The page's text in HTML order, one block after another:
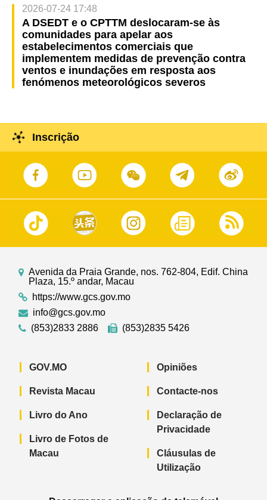
2026-07-24 17:48
A DSEDT e o CPTTM deslocaram-se às
comunidades para apelar aos
estabelecimentos comerciais que
implementem medidas de prevenção contra
ventos e inundações em resposta aos
fenómenos meteorológicos severos
Inscrição
Avenida da Praia Grande, nos. 762-804, Edif. China
Plaza, 15.º andar, Macau
https://www.gcs.gov.mo
info@gcs.gov.mo
(853)2833 2886
(853)2835 5426
GOV.MO
Revista Macau
Livro do Ano
Livro de Fotos de
Macau
Opiniões
Contacte-nos
Declaração de
Privacidade
Cláusulas de
Utilização